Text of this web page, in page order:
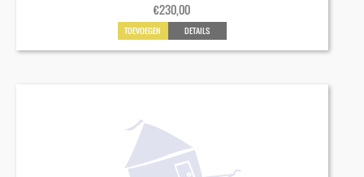
€230,00
TOEVOEGEN DETAILS